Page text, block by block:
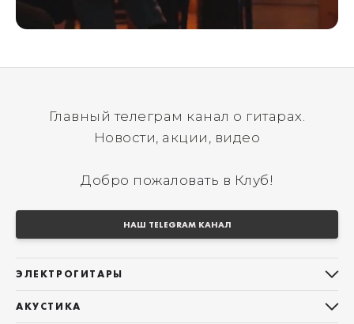
Главный телеграм канал о гитарах.
Новости, акции, видео
Добро пожаловать в Клуб!
НАШ TELEGRAM КАНАЛ
ЭЛЕКТРОГИТАРЫ
АКУСТИКА